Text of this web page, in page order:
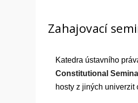
Zahajovací
Katedra ústavního
Constitutional
hosty z jiných univerzit